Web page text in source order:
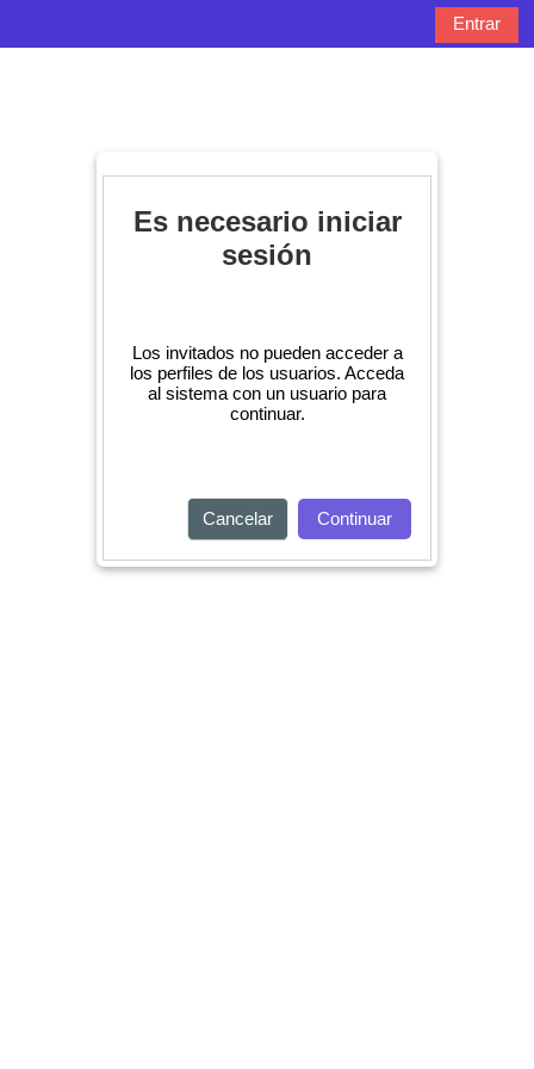
Entrar
Es necesario iniciar
sesión
Los invitados no pueden acceder a
los perfiles de los usuarios. Acceda
al sistema con un usuario para
continuar.
Cancelar Continuar